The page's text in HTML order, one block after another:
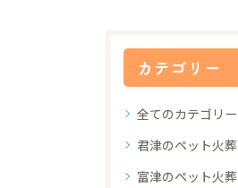
カテゴリー
全てのカテゴリー
君津のペット火葬
富津のペット火葬